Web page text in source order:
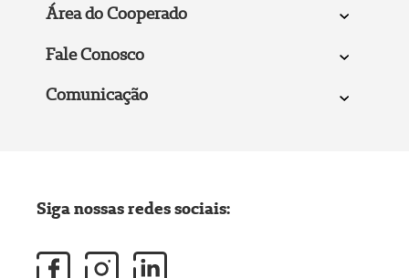
Área do Cooperado
Fale Conosco
Comunicação
Siga nossas redes sociais: